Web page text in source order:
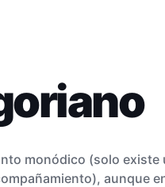
monódico (solo existe
aunque